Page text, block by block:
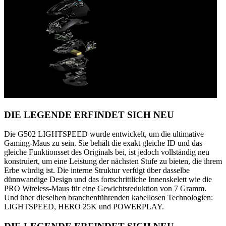
DIE LEGENDE ERFINDET SICH NEU
Die G502 LIGHTSPEED wurde entwickelt, um die ultimative
Gaming-Maus zu sein. Sie behält die exakt gleiche ID und das
gleiche Funktionsset des Originals bei, ist jedoch vollständig neu
konstruiert, um eine Leistung der nächsten Stufe zu bieten, die ihrem
Erbe würdig ist. Die interne Struktur verfügt über dasselbe
dünnwandige Design und das fortschrittliche Innenskelett wie die
PRO Wireless-Maus für eine Gewichtsreduktion von 7 Gramm.
Und über dieselben branchenführenden kabellosen Technologien:
LIGHTSPEED, HERO 25K und POWERPLAY.